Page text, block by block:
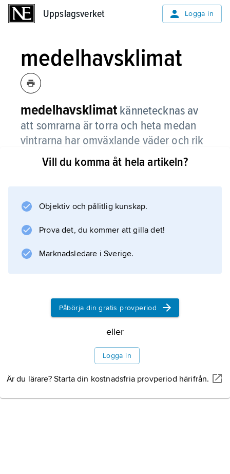
Uppslagsverket Logga in
medelhavsklimat
medelhavsklimat kännetecknas av
att somrarna är torra och heta medan
vintrarna har omväxlande väder och rik
nederbörd.
vintern kommer det in mer växlande väder
Vill du komma åt hela artikeln?
Objektiv och pålitlig kunskap.
Prova det, du kommer att gilla det!
Marknadsledare i Sverige.
Påbörja din gratis provperiod
eller
Logga in
Är du lärare? Starta din kostnadsfria provperiod härifrån.